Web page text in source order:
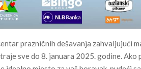
prazničnih dešavanja zahvaljujući
sve do 8. januara 2025. godine.